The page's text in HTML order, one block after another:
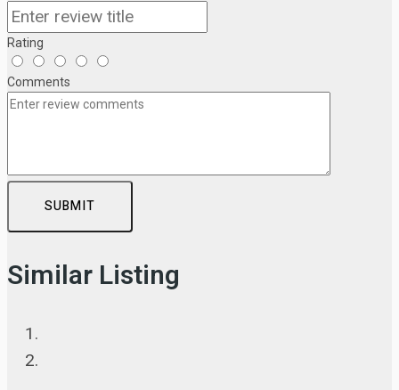
Rating
Comments
SUBMIT
Similar Listing